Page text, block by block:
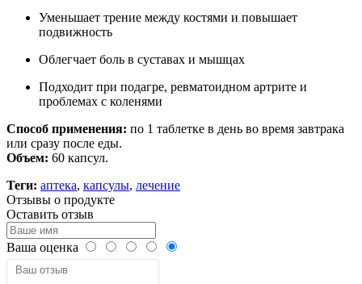
Уменьшает трение между костями и повышает
подвижность
Облегчает боль в суставах и мышцах
Подходит при подагре, ревматоидном артрите и
проблемах с коленями
Способ применения: по 1 таблетке в день во время завтрака
или сразу после еды.
Объем: 60 капсул.
Теги: аптека, капсулы, лечение
Отзывы о продукте
Оставить отзыв
Ваша оценка